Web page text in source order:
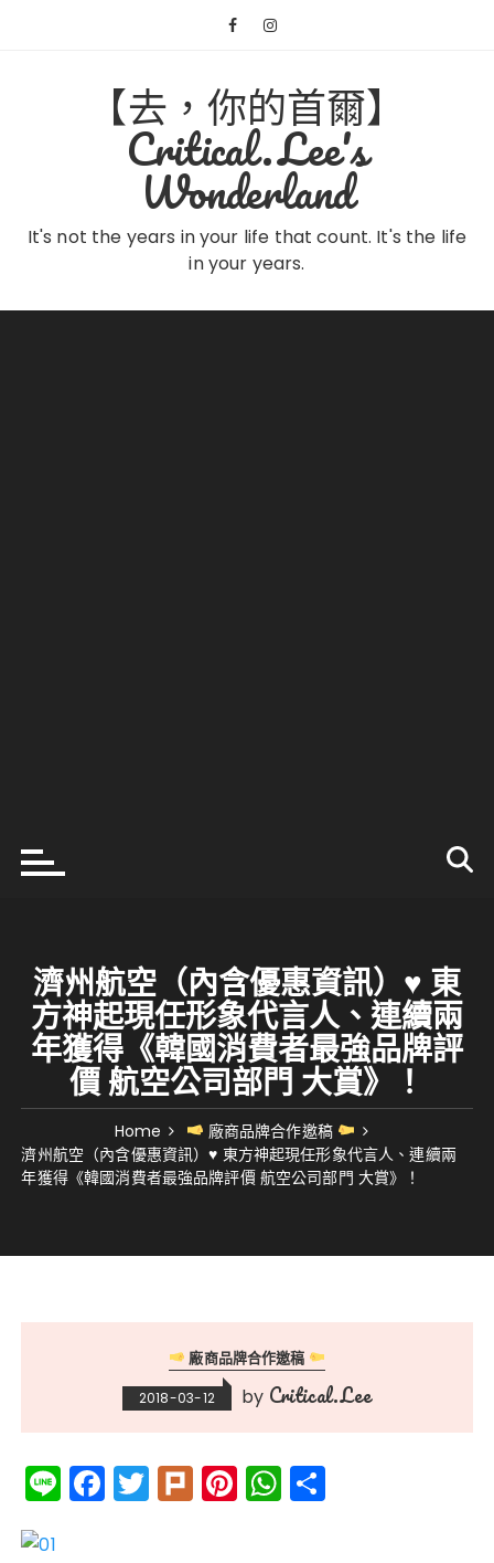
【去，你的首爾】
Critical.Lee's
Wonderland
It's not the years in your life that count. It's the life
in your years.
濟州航空（內含優惠資訊）♥ 東
方神起現任形象代言人、連續兩
年獲得《韓國消費者最強品牌評
價 航空公司部門 大賞》！
Home
廠商品牌合作邀稿
濟州航空（內含優惠資訊）♥ 東方神起現任形象代言人、連續兩
年獲得《韓國消費者最強品牌評價 航空公司部門 大賞》！
廠商品牌合作邀稿
2018-03-12 by Critical.Lee
Li
n
F
a
T
w
Pl
ur
Pi
n
W
h